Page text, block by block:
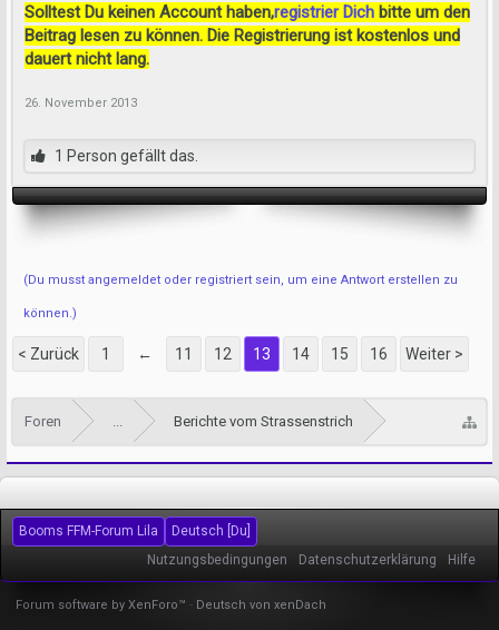
Solltest Du keinen Account haben,registrier Dich bitte um den
Beitrag lesen zu können. Die Registrierung ist kostenlos und
dauert nicht lang.
26. November 2013
1 Person gefällt das.
(Du musst angemeldet oder registriert sein, um eine Antwort erstellen zu
können.)
< Zurück 1 ← 11 12 13 14 15 16 Weiter >
Foren ... Berichte vom Strassenstrich
Booms FFM-Forum Lila
Deutsch [Du]
Nutzungsbedingungen
Datenschutzerklärung Hilfe
Forum software by XenForo™ - Deutsch von xenDach